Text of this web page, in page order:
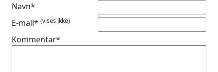
Navn*
E-mail* (vises ikke)
Kommentar*